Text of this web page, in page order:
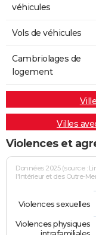
véhicules
Vols de véhicules
Cambriolages de
logement
Villes
Violences et
Données 2025 (source :
l'Intérieur et des Outre-
Violences sexuelles
Violences physiques